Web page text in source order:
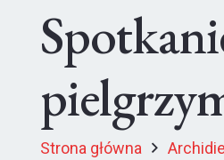
Strona główna